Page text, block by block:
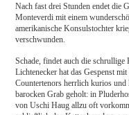
Nach fast drei Stunden endet die
Monteverdi mit einem
amerikanische Konsulstochter
verschwunden.
Schade, findet auch die
Lichtenecker hat das Gespenst
Countertenors herrlich kurios und
barocken Grab geholt: in
von Uschi Haug allzu oft